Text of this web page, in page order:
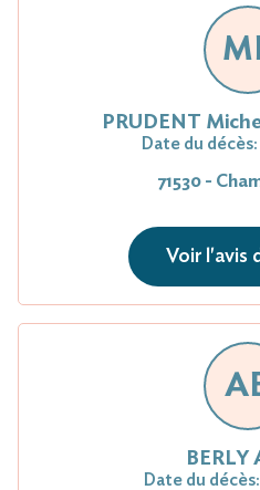
PRUDENT
Date du décès:
71530 -
Voir l'avis
BERLY
Date du décès: